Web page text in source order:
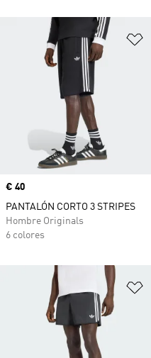
Precio
€ 40
PANTALÓN CORTO 3 STRIPES
Hombre Originals
6 colores